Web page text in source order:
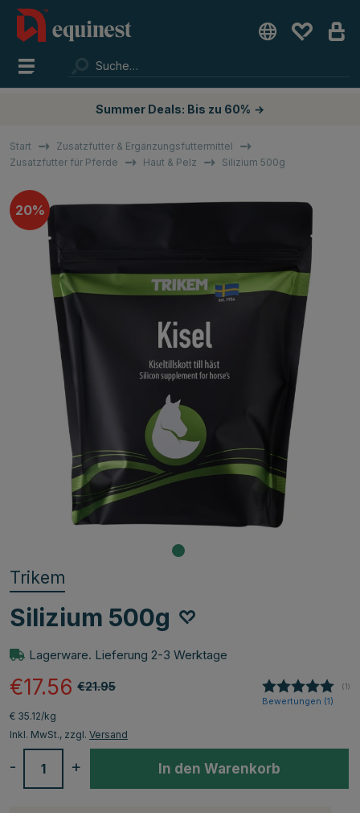
Summer Deals: Bis zu 60% →
Start
Zusatzfutter & Ergänzungsfuttermittel
Zusatzfutter für Pferde
Haut & Pelz Silizium 500g
20
Trikem
Silizium 500g
Lagerware. Lieferung 2-3 Werktage
€21.95
€17.56 (1)
Bewertungen (1)
€ 35.12/kg
Inkl. MwSt., zzgl. Versand
+
- In den Warenkorb